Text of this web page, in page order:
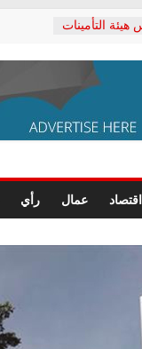
التأمينات
ونطالب بكشف
الصحي إلى
لجنة “الحق
للقرار
أعمال
زهران.. ويؤكد:
العادلة
اقتصاد عمال رأي